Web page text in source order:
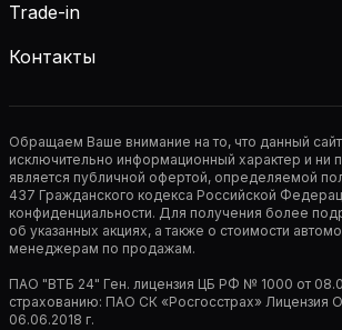
Trade-in
Контакты
Обращаем Ваше внимание на то, что данный
исключительно информационный характер и ни
является публичной офертой, определяемой
437 Гражданского кодекса Российской
конфиденциальности. Для получения более
об указанных акциях, а также о стоимости
менеджерам по продажам.
ПАО "ВТБ 24" Ген. лицензия ЦБ РФ № 1000 от
страхованию: ПАО СК «Росгосстрах» Лицензия
06.06.2018 г.